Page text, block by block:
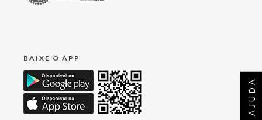
AJUDA
BAIXE O APP